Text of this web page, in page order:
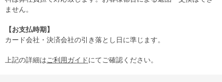
ません。
【お支払時期】
カード会社・決済会社の引き落とし日に準じます。
上記の詳細はご利用ガイドにてご確認ください。